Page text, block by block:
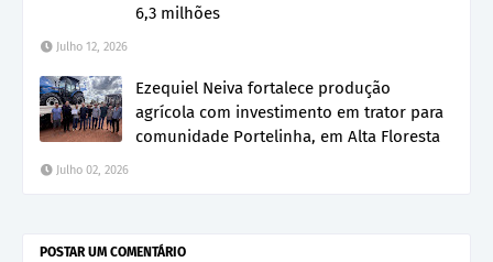
6,3 milhões
Julho 12, 2026
Ezequiel Neiva fortalece produção
agrícola com investimento em trator para
comunidade Portelinha, em Alta Floresta
Julho 02, 2026
POSTAR UM COMENTÁRIO